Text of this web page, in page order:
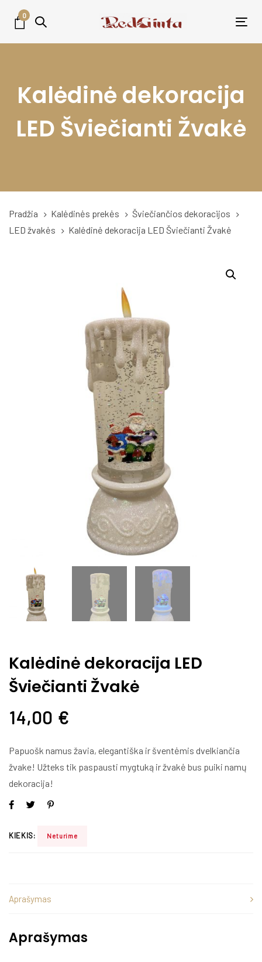
links
content
0
Kalėdinė dekoracija
LED Šviečianti Žvakė
Pradžia Kalėdinės prekės
Šviečiančios dekoracijos
LED žvakės
Kalėdinė dekoracija LED Šviečianti Žvakė
Kalėdinė dekoracija LED
Šviečianti Žvakė
14,00 €
Papuošk namus žavia, elegantiška ir šventėmis dvelkiančia
žvake! Užteks tik paspausti mygtuką ir žvakė bus puiki namų
dekoracija!
KIEKIS: Neturime
Aprašymas
Aprašymas